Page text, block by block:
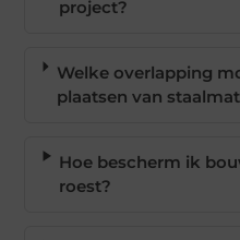
project?
Welke overlapping
plaatsen van
Hoe bescherm ik
roest?